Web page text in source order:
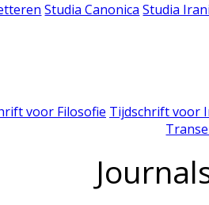
Studia Canonica Studia
voor Filosofie Tijdschrift voor